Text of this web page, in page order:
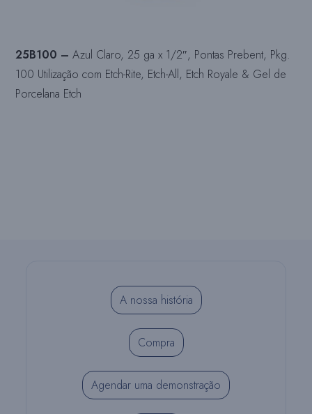
25B100 – Azul Claro, 25 ga x 1/2″, Pontas Prebent, Pkg.
100 Utilização com Etch-Rite, Etch-All, Etch Royale & Gel de
Porcelana Etch
A nossa história
Compra
Agendar uma demonstração